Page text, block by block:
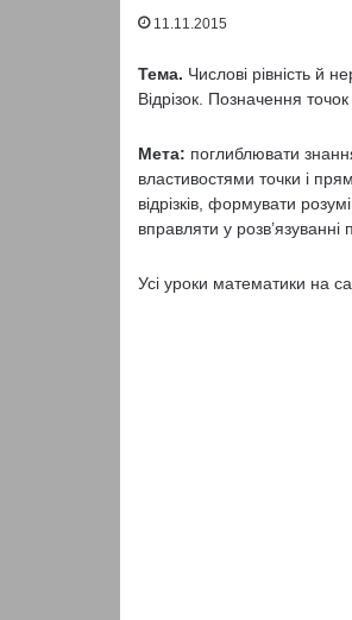
11.11.2015
Тема. Числові рівність й
Відрізок. Позначення точок
Мета: поглиблювати
властивостями точки і
відрізків, формувати
вправляти у розв’язуванні
Усі уроки математики на